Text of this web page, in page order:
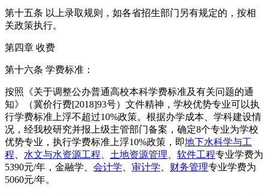
第十五条 以上录取规则，如各省招生部门另有规定的，按相
关政策执行。
第四章 收费
第十六条 学费标准：
按照《关于调整公办普通高校本科学费标准及有关问题的通
知》（冀价行费[2018]93号）文件精神，学校优势专业可以执
行学费标准上浮不超过10%政策。根据办学成本、学科建设情
况，经我校研究并报上级主管部门备案，确定8个专业为学校
优势专业，执行学费标准上浮10%政策，即地下水科学与工
程
水文与水资源工程 土地资源管理 软件工程专业学费为
5390元/年，金融学、 会计学 审计学 财务管理专业学费为
5060元/年。